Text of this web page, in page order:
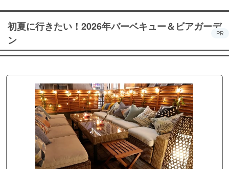
初夏に行きたい！2026年バーベキュー＆ビアガーデ
ン
PR